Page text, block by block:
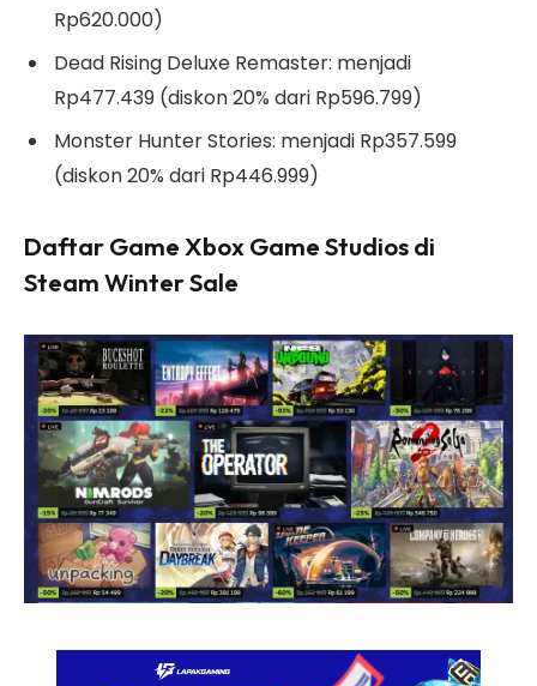
Rp620.000)
Dead Rising Deluxe Remaster: menjadi
Rp477.439 (diskon 20% dari Rp596.799)
Monster Hunter Stories: menjadi Rp357.599
(diskon 20% dari Rp446.999)
Daftar Game Xbox Game Studios di
Steam Winter Sale